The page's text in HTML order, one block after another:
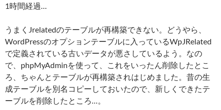
1時間経過…
うまくJrelatedのテーブルが再構築できない。どうやら、
WordPressのオプションテーブルに入っているWpJRelated
で定義されている古いデータが悪さしているよう。なの
で、phpMyAdminを使って、これをいったん削除したとこ
ろ、ちゃんとテーブルが再構築されはじめました。昔の生
成テーブルを別名コピーしておいたので、新しくできたテ
ーブルを削除したところ…。